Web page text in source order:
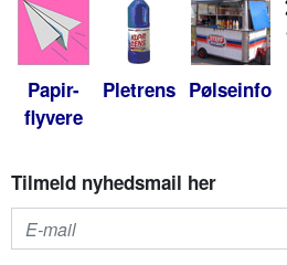
Papir-
flyvere
Pletrens Pølseinfo
Tilmeld nyhedsmail her